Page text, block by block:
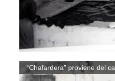
“Chafardera” proviene del